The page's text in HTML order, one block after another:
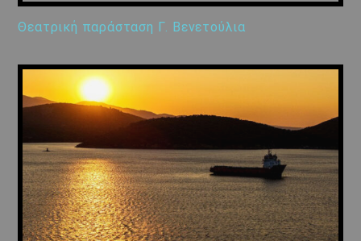
Θεατρική παράσταση Γ. Βενετούλια